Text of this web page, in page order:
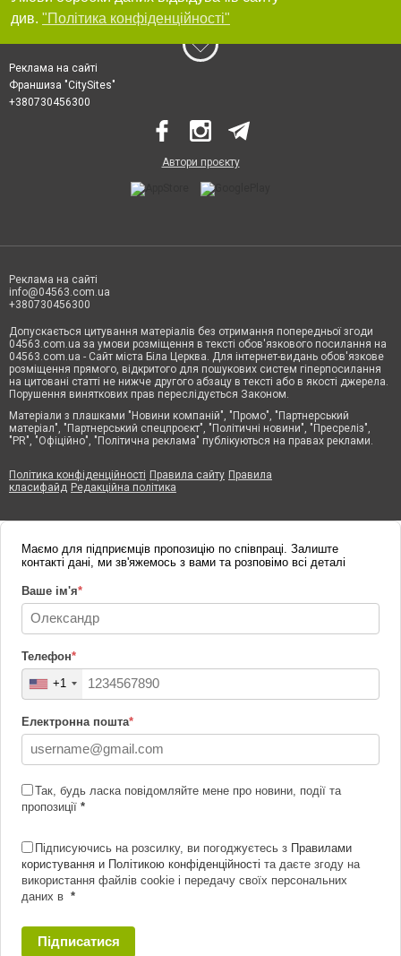
див. "Політика конфіденційності"
Реклама на сайті
Франшиза "CitySites"
+380730456300
Автори проєкту
Реклама на сайті
info@04563.com.ua
+380730456300
Допускається цитування матеріалів без отримання попередньої згоди
04563.com.ua за умови розміщення в тексті обов'язкового посилання на
04563.com.ua - Сайт міста Біла Церква. Для інтернет-видань обов'язкове
розміщення прямого, відкритого для пошукових систем гіперпосилання
на цитовані статті не нижче другого абзацу в тексті або в якості джерела.
Порушення виняткових прав переслідується Законом.
Матеріали з плашками "Новини компаній", "Промо", "Партнерський
матеріал", "Партнерський спецпроєкт", "Політичні новини", "Пресреліз",
"PR", "Офіційно", "Політична реклама" публікуються на правах реклами.
Політика конфіденційності Правила сайту Правила
класифайд Редакційна політика
Маємо для підприємців пропозицію по співпраці. Залиште
контакті дані, ми зв'яжемось з вами та розповімо всі деталі
Ваше ім'я*
Телефон*
+1
Електронна пошта*
Так, будь ласка повідомляйте мене про новини, події та
пропозиції *
Підписуючись на розсилку, ви погоджуєтесь з Правилами
користування и Політикою конфіденційності та даєте згоду на
використання файлів cookie і передачу своїх персональних
даних в *
Підписатися